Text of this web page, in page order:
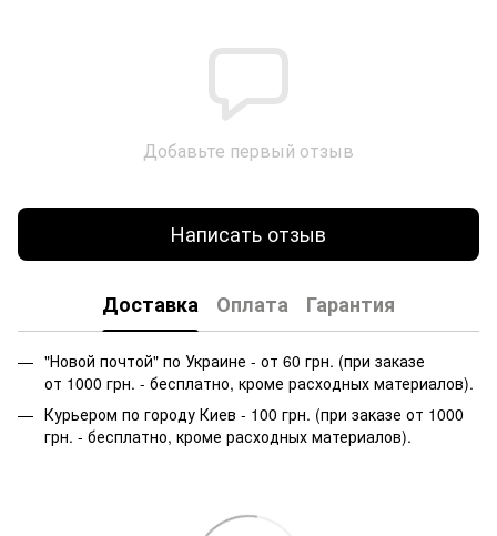
Добавьте первый отзыв
Написать отзыв
Доставка Оплата Гарантия
"Новой почтой" по Украине - от 60 грн. (при заказе
от 1000 грн. - бесплатно, кроме расходных материалов).
Курьером по городу Киев - 100 грн. (при заказе от 1000
грн. - бесплатно, кроме расходных материалов).